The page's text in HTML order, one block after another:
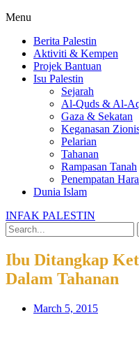
Menu
Berita Palestin
Aktiviti & Kempen
Projek Bantuan
Isu Palestin
Sejarah
Al-Quds & Al-
Gaza & Sekatan
Keganasan
Pelarian
Tahanan
Rampasan Tanah
Penempatan
Dunia Islam
INFAK PALESTIN
Ibu Ditangkap
Dalam Tahanan
March 5, 2015